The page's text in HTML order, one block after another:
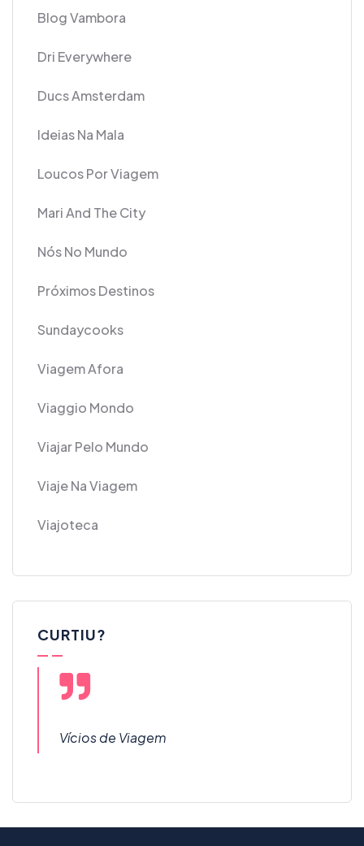
Blog Vambora
Dri Everywhere
Ducs Amsterdam
Ideias Na Mala
Loucos Por Viagem
Mari And The City
Nós No Mundo
Próximos Destinos
Sundaycooks
Viagem Afora
Viaggio Mondo
Viajar Pelo Mundo
Viaje Na Viagem
Viajoteca
CURTIU?
Vícios de Viagem